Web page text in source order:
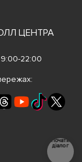
ЦЕНТРА
22:00
Почати
діалог